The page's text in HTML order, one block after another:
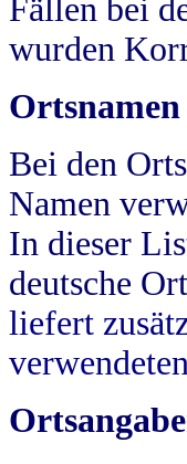
Fällen bei
wurden
Ortsnamen
Bei den
Namen
In dieser
deutsche
liefert